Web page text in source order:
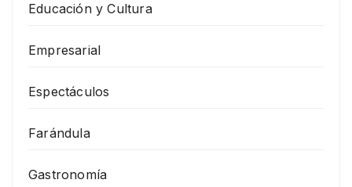
Educación y Cultura
Empresarial
Espectáculos
Farándula
Gastronomía